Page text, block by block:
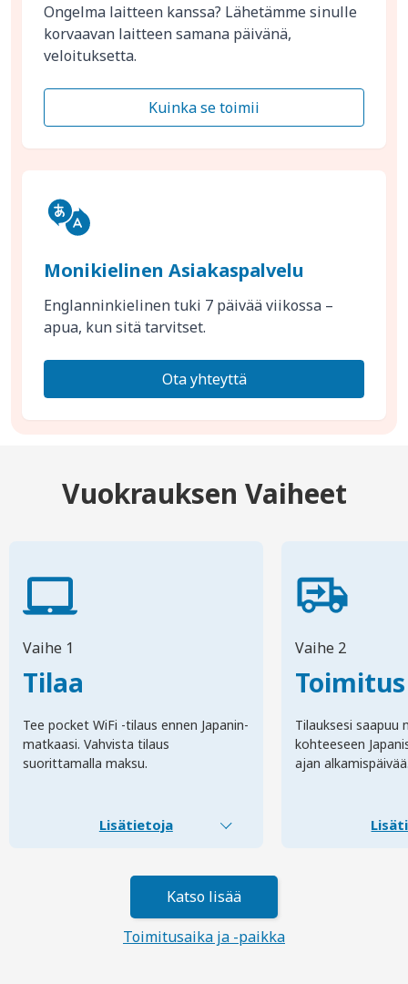
Ongelma laitteen kanssa? Lähetämme sinulle
korvaavan laitteen samana päivänä,
veloituksetta.
Kuinka se toimii
Monikielinen Asiakaspalvelu
Englanninkielinen tuki 7 päivää viikossa –
apua, kun sitä tarvitset.
Ota yhteyttä
Vuokrauksen Vaiheet
Vaihe 1
Tilaa
Tee pocket WiFi -tilaus ennen Japanin-
matkaasi. Vahvista tilaus
suorittamalla maksu.
Lisätietoja
Vaihe 2
Toimitus
Tilauksesi saapuu
kohteeseen
ajan
Katso lisää
Toimitusaika ja -paikka